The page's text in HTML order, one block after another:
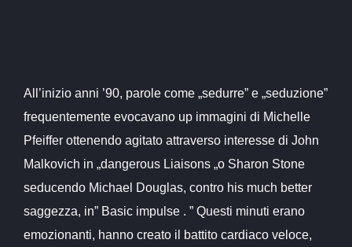
All’inizio anni ’90, parole come „sedurre” e „seduzione”
frequentemente evocavano up immagini di Michelle
Pfeiffer ottenendo agitato attraverso interesse di John
Malkovich in „dangerous Liaisons „o Sharon Stone
seducendo Michael Douglas, contro his much better
saggezza, in” Basic impulse . ” Questi minuti erano
emozionanti, hanno creato il battito cardiaco veloce,